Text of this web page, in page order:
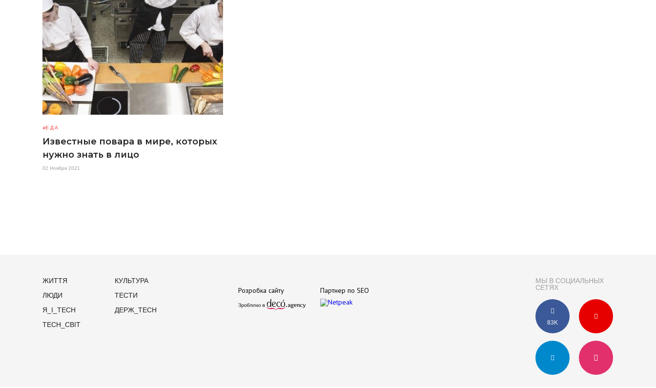
ЕДА
Известные повара в мире, которых
нужно знать в лицо
02 Ноября 2021
ЖИТТЯ
КУЛЬТУРА
ЛЮДИ
ТЕСТИ
Я_І_TECH
ДЕРЖ_TECH
TECH_СВІТ
МЫ В СОЦИАЛЬНЫХ
СЕТЯХ
83K
Розробка сайту Партнер по SEO